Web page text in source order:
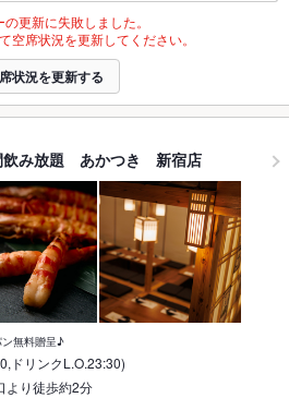
更新に失敗しました。
空席状況を更新してください。
状況を更新する
飲み放題 あかつき 新宿店
無料贈呈♪
ドリンクL.O.23:30)
より徒歩約2分